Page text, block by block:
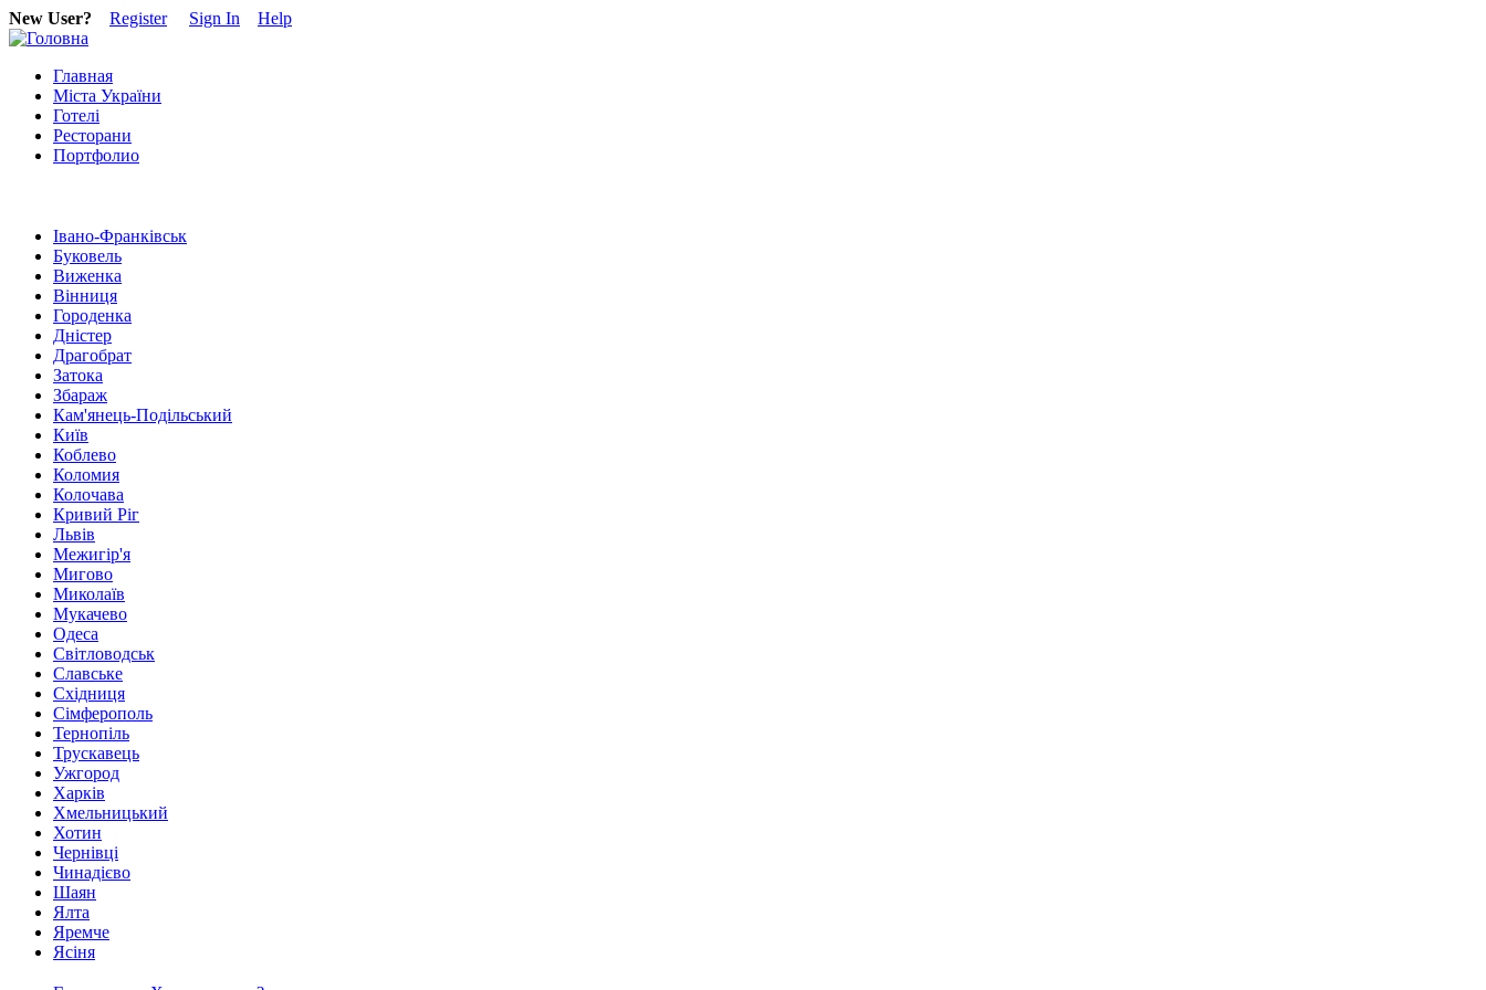
New User? Register Sign In Help
Главная
Міста України
Готелі
Ресторани
Портфолио
Івано-Франківськ
Буковель
Виженка
Вінниця
Городенка
Дністер
Драгобрат
Затока
Збараж
Кам'янець-Подільський
Київ
Коблево
Коломия
Колочава
Кривий Ріг
Львів
Межигір'я
Мигово
Миколаїв
Мукачево
Одеса
Світловодськ
Славське
Східниця
Сімферополь
Тернопіль
Трускавець
Ужгород
Харків
Хмельницький
Хотин
Чернівці
Чинадієво
Шаян
Ялта
Яремче
Ясіня